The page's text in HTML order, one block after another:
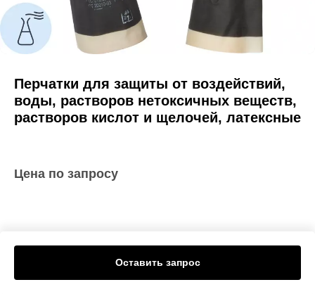
Перчатки для защиты от воздействий,
воды, растворов нетоксичных веществ,
растворов кислот и щелочей, латексные
Оставить запрос
Цена по запросу